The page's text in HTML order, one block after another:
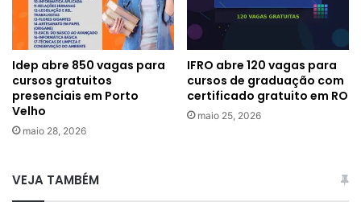
Idep abre 850 vagas para
cursos gratuitos
presenciais em Porto
Velho
maio 28, 2026
IFRO abre 120 vagas para
cursos de graduação com
certificado gratuito em RO
maio 25, 2026
VEJA TAMBÉM